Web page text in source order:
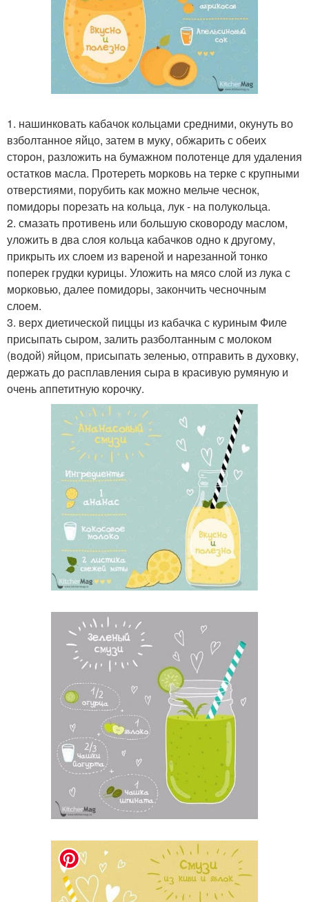
1. нашинковать кабачок кольцами средними, окунуть во
взболтанное яйцо, затем в муку, обжарить с обеих
сторон, разложить на бумажном полотенце для удаления
остатков масла. Протереть морковь на терке с крупными
отверстиями, порубить как можно мельче чеснок,
помидоры порезать на кольца, лук - на полукольца.
2. смазать противень или большую сковороду маслом,
уложить в два слоя кольца кабачков одно к другому,
прикрыть их слоем из вареной и нарезанной тонко
поперек грудки курицы. Уложить на мясо слой из лука с
морковью, далее помидоры, закончить чесночным
слоем.
3. верх диетической пиццы из кабачка с куриным Филе
присыпать сыром, залить разболтанным с молоком
(водой) яйцом, присыпать зеленью, отправить в духовку,
держать до расплавления сыра в красивую румяную и
очень аппетитную корочку.